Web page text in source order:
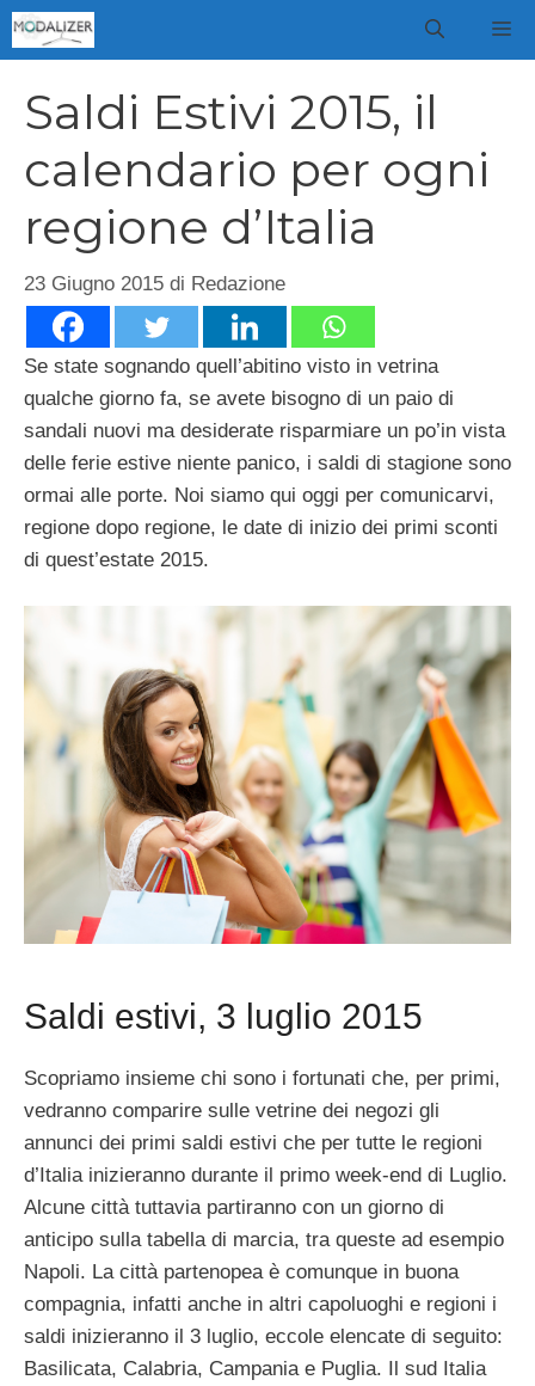
Vai
al
Saldi Estivi 2015, il
calendario per ogni
regione d’Italia
23 Giugno 2015 di Redazione
Se state sognando quell’abitino visto in vetrina
qualche giorno fa, se avete bisogno di un paio di
sandali nuovi ma desiderate risparmiare un po’in vista
delle ferie estive niente panico, i saldi di stagione sono
ormai alle porte. Noi siamo qui oggi per comunicarvi,
regione dopo regione, le date di inizio dei primi sconti
di quest’estate 2015.
Saldi estivi, 3 luglio 2015
Scopriamo insieme chi sono i fortunati che, per primi,
vedranno comparire sulle vetrine dei negozi gli
annunci dei primi saldi estivi che per tutte le regioni
d’Italia inizieranno durante il primo week-end di Luglio.
Alcune città tuttavia partiranno con un giorno di
anticipo sulla tabella di marcia, tra queste ad esempio
Napoli. La città partenopea è comunque in buona
compagnia, infatti anche in altri capoluoghi e regioni i
saldi inizieranno il 3 luglio, eccole elencate di seguito:
Basilicata, Calabria, Campania e Puglia. Il sud Italia